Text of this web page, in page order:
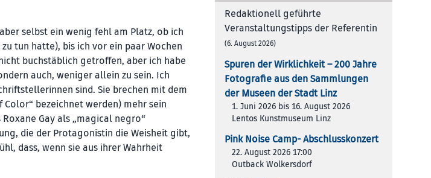
selbst ein wenig fehl am Platz, ob ich
tun hatte), bis ich vor ein paar Wochen
buchstäblich getroffen, aber ich habe
auch, weniger allein zu sein. Ich
sind. Sie brechen mit dem
bezeichnet werden) mehr sein
Gay als „magical negro“
die der Protagonistin die Weisheit gibt,
dass, wenn sie aus ihrer Wahrheit
Redaktionell geführte
Veranstaltungstipps der Referentin
(6. August 2026)
Spuren der Wirklichkeit – 200 Jah­re
Foto­gra­fie aus den Samm­lun­gen
der Muse­en der Stadt Linz
1. Juni 2026 bis 16. August 2026
Lentos Kunstmuseum Linz
Pink Noise Camp- Abschlusskonzert
22. August 2026 17:00
Outback Wolkersdorf